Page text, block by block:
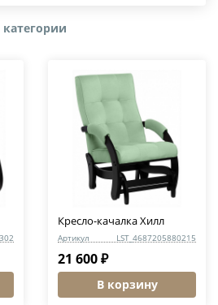
Кресло-качалка Хилл
Артикул LST_4687205880215
21 600 ₽
В корзину